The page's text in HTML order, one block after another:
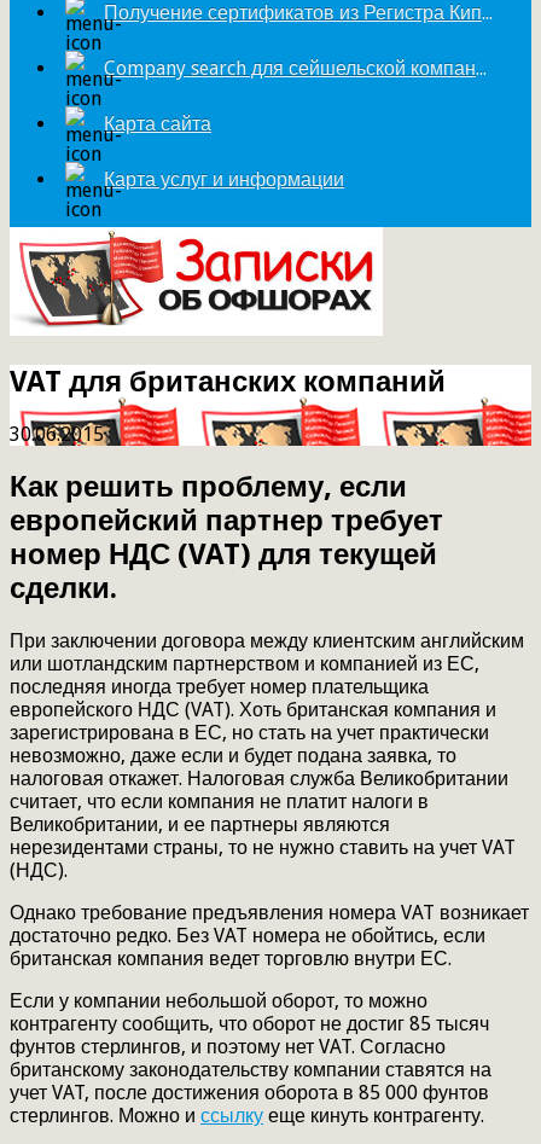
Получение сертификатов из Регистра Кипра
Company search для сейшельской компании
Карта сайта
Карта услуг и информации
VAT для британских компаний
30.06.2015
Как решить проблему, если
европейский партнер требует
номер НДС (VAT) для текущей
сделки.
При заключении договора между клиентским английским
или шотландским партнерством и компанией из ЕС,
последняя иногда требует номер плательщика
европейского НДС (VAT). Хоть британская компания и
зарегистрирована в ЕС, но стать на учет практически
невозможно, даже если и будет подана заявка, то
налоговая откажет. Налоговая служба Великобритании
считает, что если компания не платит налоги в
Великобритании, и ее партнеры являются
нерезидентами страны, то не нужно ставить на учет VAT
(НДС).
Однако требование предъявления номера VAT возникает
достаточно редко. Без VAT номера не обойтись, если
британская компания ведет торговлю внутри ЕС.
Если у компании небольшой оборот, то можно
контрагенту сообщить, что оборот не достиг 85 тысяч
фунтов стерлингов, и поэтому нет VAT. Согласно
британскому законодательству компании ставятся на
учет VAT, после достижения оборота в 85 000 фунтов
стерлингов. Можно и ссылку еще кинуть контрагенту.